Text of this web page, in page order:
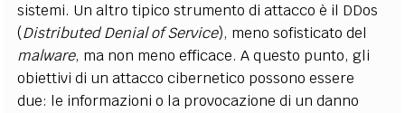
sistemi. Un altro tipico strumento di attacco è il DDos
(Distributed Denial of Service), meno sofisticato del
malware, ma non meno efficace. A questo punto, gli
obiettivi di un attacco cibernetico possono essere
due: le informazioni o la provocazione di un danno